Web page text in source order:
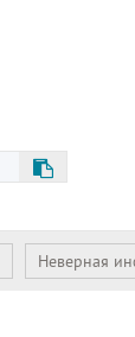
Неверная